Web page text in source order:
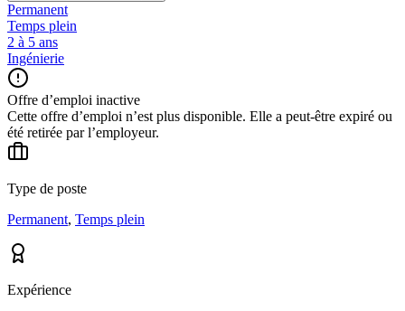
Permanent
Temps plein
2 à 5 ans
Ingénierie
Offre d’emploi inactive
Cette offre d’emploi n’est plus disponible. Elle a peut-être expiré ou
été retirée par l’employeur.
Type de poste
Permanent, Temps plein
Expérience